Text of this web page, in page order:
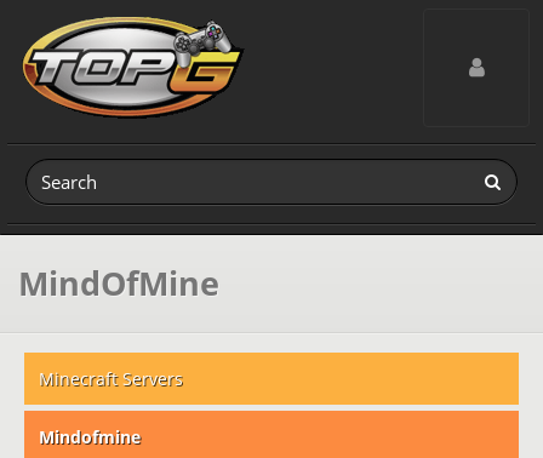
Toggle
MindOfMine
Minecraft Servers
Mindofmine